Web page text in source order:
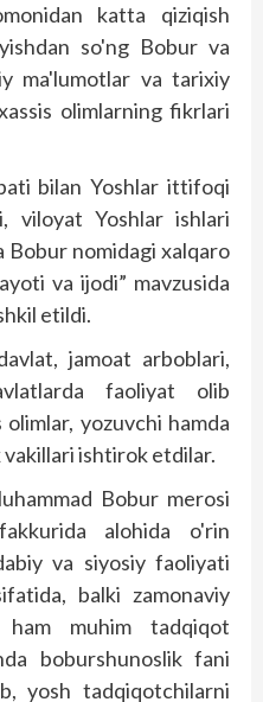
katta qiziqish
so'ng Bobur va
ma'lumotlar va tarixiy
olimlarning fikrlari
bilan Yoshlar ittifoqi
viloyat Yoshlar ishlari
Bobur nomidagi xalqaro
va ijodi” mavzusida
etildi.
jamoat arboblari,
faoliyat olib
yozuvchi hamda
ishtirok etdilar.
Bobur merosi
alohida o'rin
va siyosiy faoliyati
balki zamonaviy
muhim tadqiqot
boburshunoslik fani
yosh tadqiqotchilarni